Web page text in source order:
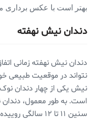
بهتر است با عکس
دندان نیش نهفته
دندان نیش نهفته زمانی
نتواند در موقعیت طبیعی
نیش یکی از چهار دندان
است. به طور معمول، دندان
سنین ۱۱ تا ۱۲ سالگی روییده و جای خود را در قوس دندانی بگیرد.